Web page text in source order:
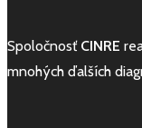
Spoločnosť CINRE
mnohých ďalších